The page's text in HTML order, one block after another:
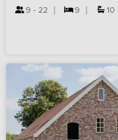
9 - 22 9 10